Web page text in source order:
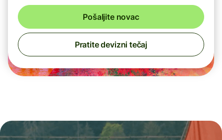
Pošaljite novac
Pratite devizni tečaj